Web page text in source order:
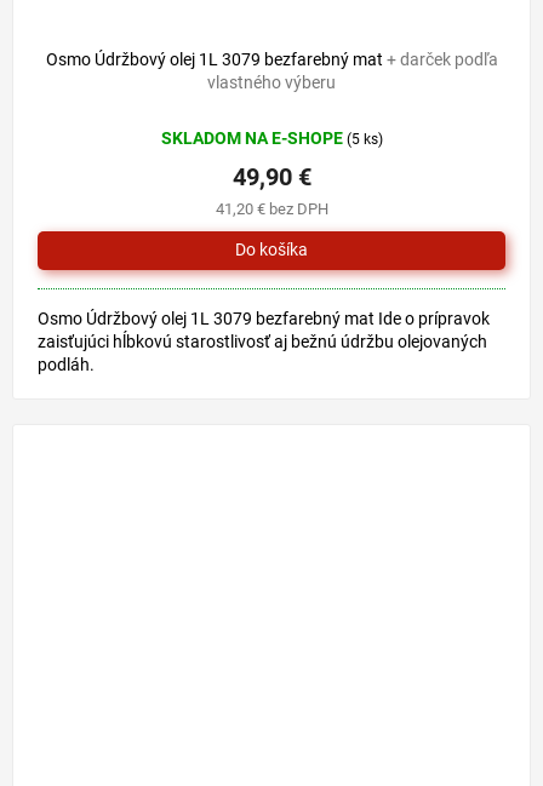
Osmo Údržbový olej 1L 3079 bezfarebný mat + darček podľa
vlastného výberu
SKLADOM NA E-SHOPE (5 ks)
41,20 € bez DPH
49,90 €
Osmo Údržbový olej 1L 3079 bezfarebný mat Ide o prípravok
zaisťujúci hĺbkovú starostlivosť aj bežnú údržbu olejovaných
podláh.